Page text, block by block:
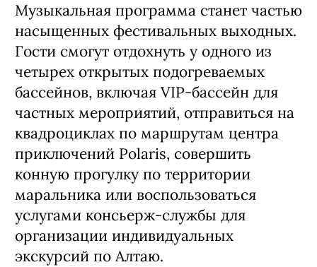
Музыкальная программа станет частью
насыщенных фестивальных выходных.
Гости смогут отдохнуть у одного из
четырех открытых подогреваемых
бассейнов, включая VIP-бассейн для
частных мероприятий, отправиться на
квадроциклах по маршрутам центра
приключений Polaris, совершить
конную прогулку по территории
маральника или воспользоваться
услугами консьерж-службы для
организации индивидуальных
экскурсий по Алтаю.